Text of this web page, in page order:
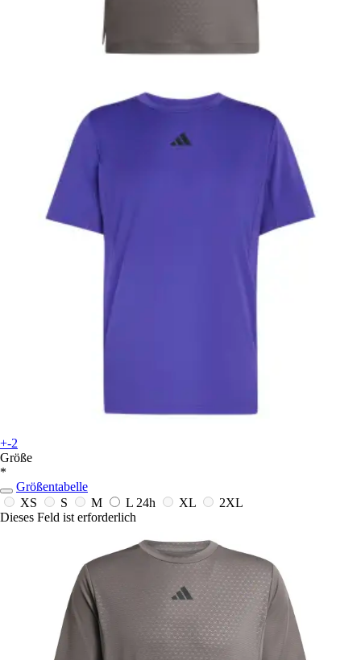
+-2
Größe
*
Größentabelle
XS
S M L 24h XL
2XL
Dieses Feld ist erforderlich